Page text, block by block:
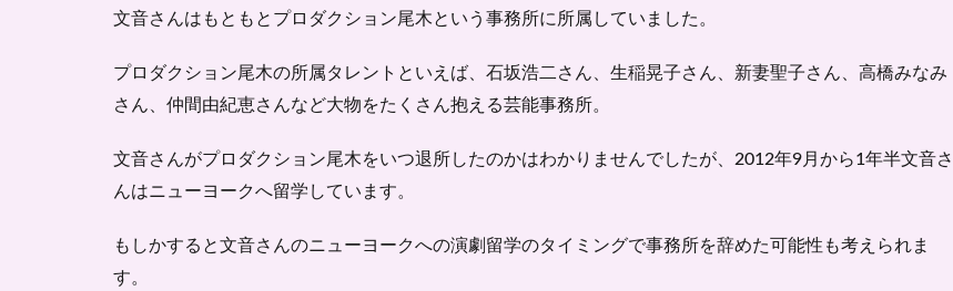
文音さんはもともと プロダクション尾木という事務所に所属していました。
プロダクション尾木の所属タレントといえば、石坂浩二さん、生稲晃子さん、新妻聖子さん、高橋みなみ
さん、仲間由紀恵さんなど大物をたくさん抱える芸能事務所。
文音さんがプロダクション尾木をいつ退所したのかはわかりませんでしたが、2012年9月から1年半文音さ
んはニューヨークへ留学しています。
もしかすると文音さんのニューヨークへの演劇留学のタイミングで事務所を辞めた可能性も考えられま
す。